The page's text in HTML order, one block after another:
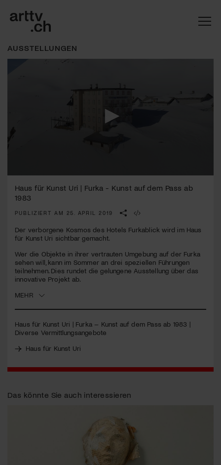
AUSSTELLUNGEN
seconds
minutes,
seconds
Haus für Kunst Uri | Furka - Kunst auf dem Pass ab
1983
PUBLIZIERT AM 25. APRIL 2019
Der verborgene Kosmos des Hotels Furkablick wird im Haus
für Kunst Uri sichtbar gemacht.
Wer die Objekte in ihrer vertrauten Umgebung auf der Furka
sehen will, kann im Sommer an drei speziellen Führungen
teilnehmen. Dies rundet die gelungene Ausstellung über das
innovative Projekt ab.
MEHR
Haus für Kunst Uri | Furka – Kunst auf dem Pass ab 1983 |
Diverse Vermittlungsangebote
Haus für Kunst Uri
Das könnte Sie auch interessieren
Engagiere dich als Kulturliebhaber:in, Kulturschaffende(r) oder
Kulturinstitution und unterstütze unsere Arbeit.
Mit deiner Mitgliedschaft erhältst du kostenlosen Zugang zu
Jetzt Mitglied werden